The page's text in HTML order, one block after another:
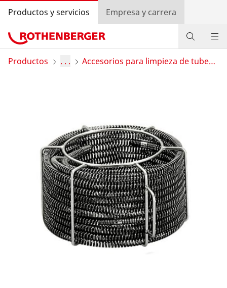
Productos y servicios Empresa y carrera
Productos
Búsqueda de distribuidores
Selección de países
Empresa y carrera
Productos . . . Accesorios para limpieza de tuberías